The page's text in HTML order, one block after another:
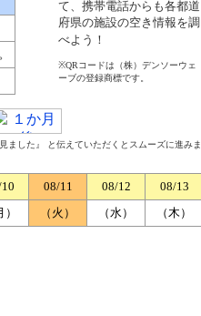
て、携帯電話からも各都道
府県の施設の空き情報を調
べよう！
※QRコードは（株）デンソーウェ
ーブの登録商標です。
ました』 と伝えていただくとスムーズに進みま
08/11 08/12
08/13
） （火） （水） （木）